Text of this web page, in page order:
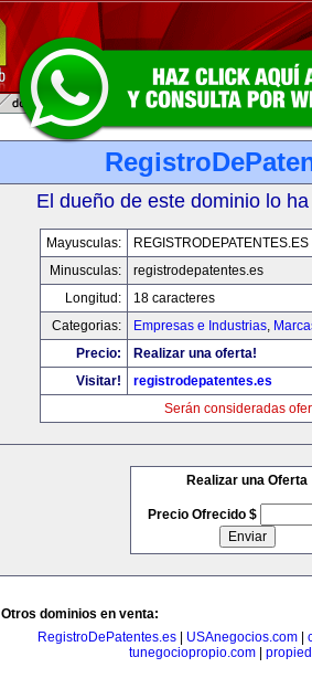
El dueño de este dominio lo
Mayusculas:
REGISTRODEPATENTES.ES
Minusculas:
registrodepatentes.es
Longitud:
18 caracteres
Categorias:
Empresas e Industrias,
Precio:
Realizar una oferta!
Visitar!
registrodepatentes.es
Serán consideradas
Realizar una Oferta
Precio Ofrecido $
Otros dominios en venta:
RegistroDePatentes.es
USAnegocios.com
tunegociopropio.com|